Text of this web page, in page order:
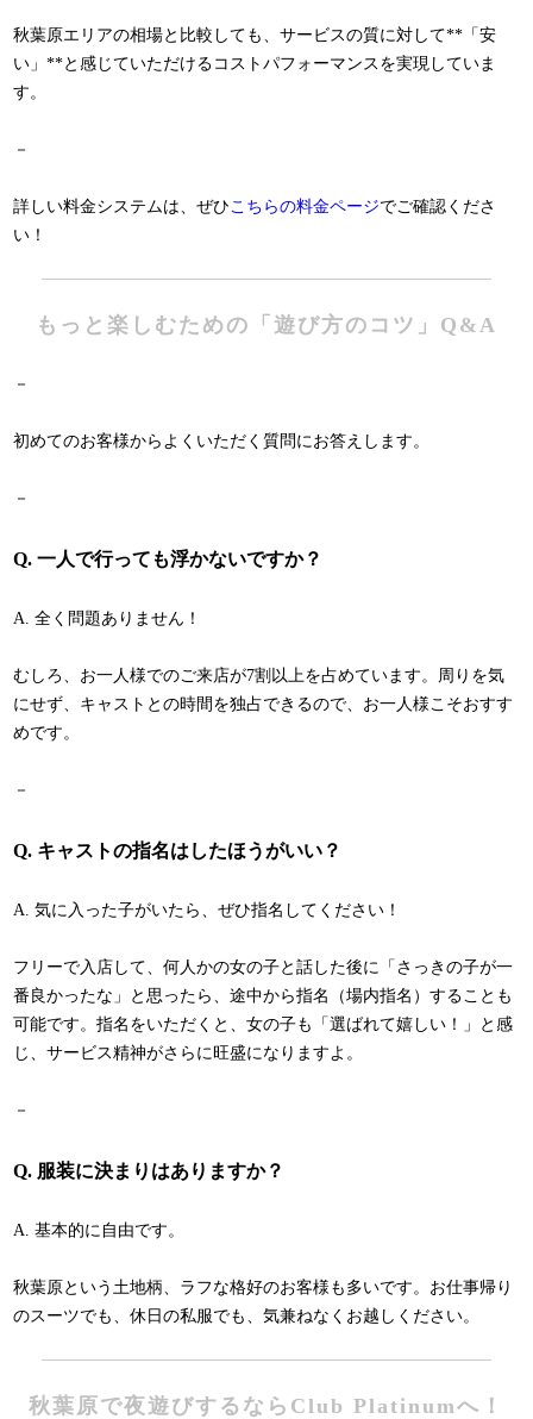
秋葉原エリアの相場と比較しても、サービスの質に対して**「安
い」**と感じていただけるコストパフォーマンスを実現していま
す。
－
詳しい料金システムは、ぜひ こちらの料金ページでご確認くださ
い！
もっと楽しむための「遊び方のコツ」Q&A
－
初めてのお客様からよくいただく質問にお答えします。
－
Q. 一人で行っても浮かないですか？
A. 全く問題ありません！
むしろ、お一人様でのご来店が7割以上を占めています。周りを気
にせず、キャストとの時間を独占できるので、お一人様こそおすす
めです。
－
Q. キャストの指名はしたほうがいい？
A. 気に入った子がいたら、ぜひ指名してください！
フリーで入店して、何人かの女の子と話した後に「さっきの子が一
番良かったな」と思ったら、途中から指名（場内指名）することも
可能です。指名をいただくと、女の子も「選ばれて嬉しい！」と感
じ、サービス精神がさらに旺盛になりますよ。
－
Q. 服装に決まりはありますか？
A. 基本的に自由です。
秋葉原という土地柄、ラフな格好のお客様も多いです。お仕事帰り
のスーツでも、休日の私服でも、気兼ねなくお越しください。
秋葉原で夜遊びするならClub Platinumへ！